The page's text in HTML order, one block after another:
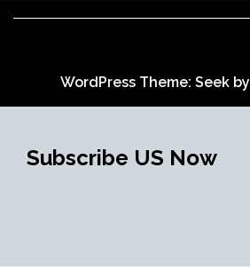
WordPress Theme: Seek by
Subscribe US Now